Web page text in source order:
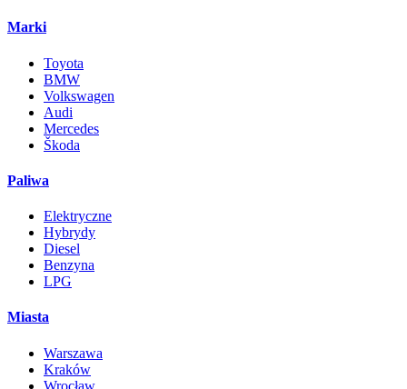
Marki
Toyota
BMW
Volkswagen
Audi
Mercedes
Škoda
Paliwa
Elektryczne
Hybrydy
Diesel
Benzyna
LPG
Miasta
Warszawa
Kraków
Wrocław